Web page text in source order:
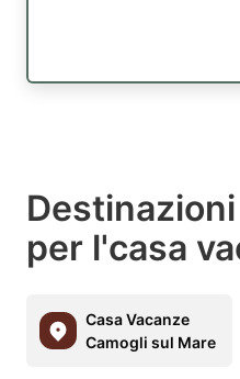
per l'casa
Casa Vacanze
Camogli sul Mare